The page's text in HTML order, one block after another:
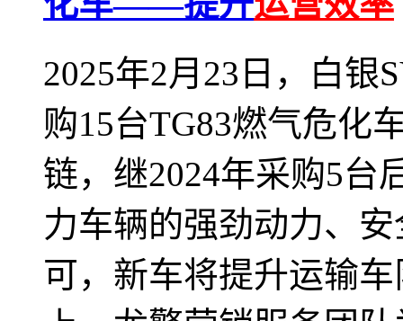
2025年2月23日，白银
购15台TG83燃气危化
链，继2024年采购5台
力车辆的强劲动力、
可，新车将提升运输